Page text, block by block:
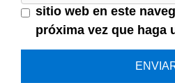
sitio web en este
próxima vez que haga